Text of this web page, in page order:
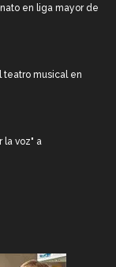
en liga mayor de
teatro musical en
la voz" a